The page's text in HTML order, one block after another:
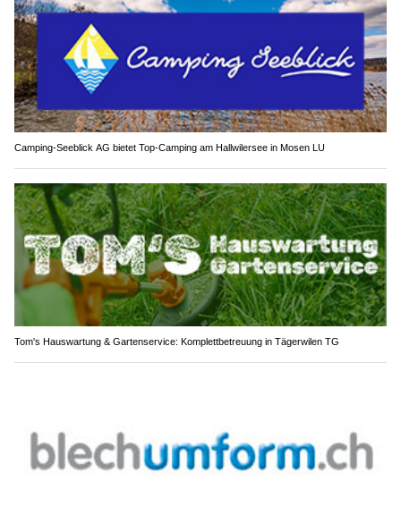
Camping-Seeblick AG bietet Top-Camping am Hallwilersee in Mosen LU
Tom's Hauswartung & Gartenservice: Komplettbetreuung in Tägerwilen TG